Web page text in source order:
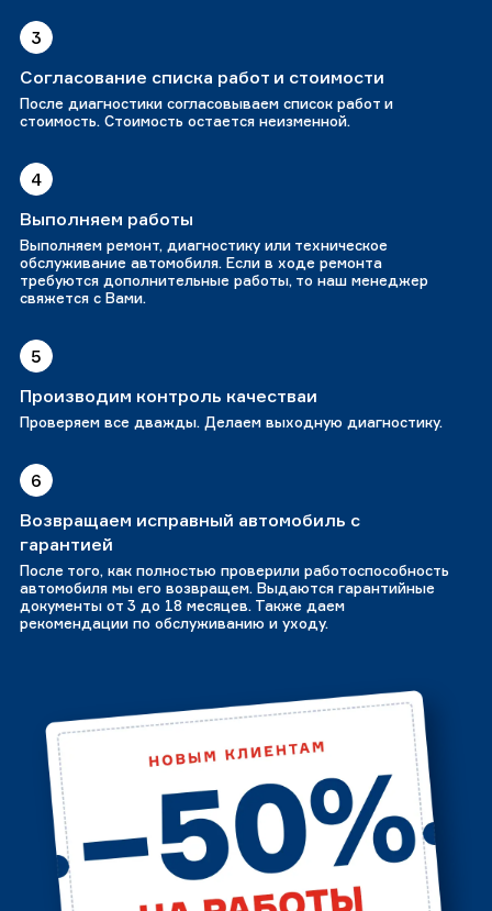
3
Согласование списка работ и стоимости
После диагностики согласовываем список работ и
стоимость. Стоимость остается неизменной.
4
Выполняем работы
Выполняем ремонт, диагностику или техническое
обслуживание автомобиля. Если в ходе ремонта
требуются дополнительные работы, то наш менеджер
свяжется с Вами.
5
Производим контроль качестваи
Проверяем все дважды. Делаем выходную диагностику.
6
Возвращаем исправный автомобиль с
гарантией
После того, как полностью проверили работоспособность
автомобиля мы его возвращем. Выдаются гарантийные
документы от 3 до 18 месяцев. Также даем
рекомендации по обслуживанию и уходу.